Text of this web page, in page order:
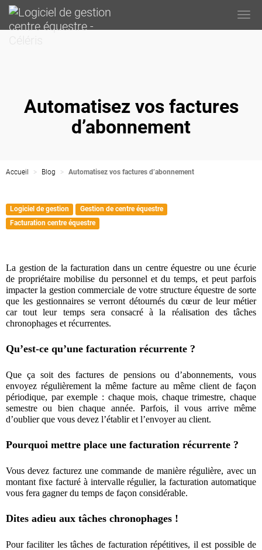
Automatisez vos factures
d’abonnement
Accueil Blog Automatisez vos factures d’abonnement
Logiciel de gestion
Gestion de centre équestre
Facturation centre équestre
La gestion de la facturation dans un centre équestre ou une écurie
de propriétaire mobilise du personnel et du temps, et peut parfois
impacter la gestion commerciale de votre structure équestre de sorte
que les gestionnaires se verront détournés du cœur de leur métier
car tout leur temps sera consacré à la réalisation des tâches
chronophages et récurrentes.
Qu’est-ce qu’une facturation récurrente ?
Que ça soit des factures de pensions ou d’abonnements, vous
envoyez régulièrement la même facture au même client de façon
périodique, par exemple : chaque mois, chaque trimestre, chaque
semestre ou bien chaque année. Parfois, il vous arrive même
d’oublier que vous devez l’établir et l’envoyer au client.
Pourquoi mettre place une facturation récurrente ?
Vous devez facturez une commande de manière régulière, avec un
montant fixe facturé à intervalle régulier, la facturation automatique
vous fera gagner du temps de façon considérable.
Dites adieu aux tâches chronophages !
Pour faciliter les tâches de facturation répétitives, il est possible de